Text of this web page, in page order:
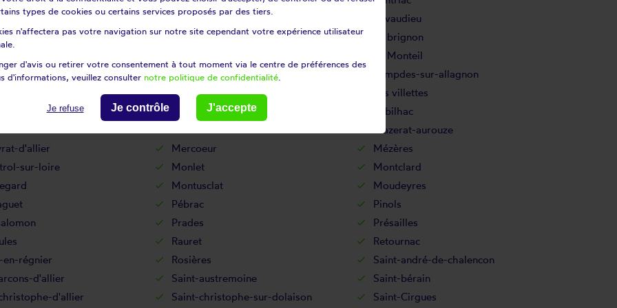
Laval-sur-doulon
Lavaudieu
sur-loire Le bouchet-saint-nicolas
Le brignon
Le Monteil
en-Velay Le Vernet
Lempdes-sur-allagnon
Les vastres
Les villettes
Lubilhac
Mazerat-aurouze
d'allier Mercoeur
Mézères
sur-loire Monlet
Montclard
Montusclat
Moudeyres
Pébrac
Pinols
Prades
Présailles
Rauret
Retournac
en-régnier Rosières
Saint-andré-de-chalencon
d'allier Saint-austremoine
Saint-bérain
d'allier Saint-christophe-sur-dolaison
Saint-Cirgues
types de cookies ou certains services proposés par des tiers.
n'affectera pas votre navigation sur notre site cependant votre expérience utilisateur
d'avis ou retirer votre consentement à tout moment via le centre de préférences des
d'informations, veuillez consulter notre politique de confidentialité
Je refuse Je contrôle J'accepte